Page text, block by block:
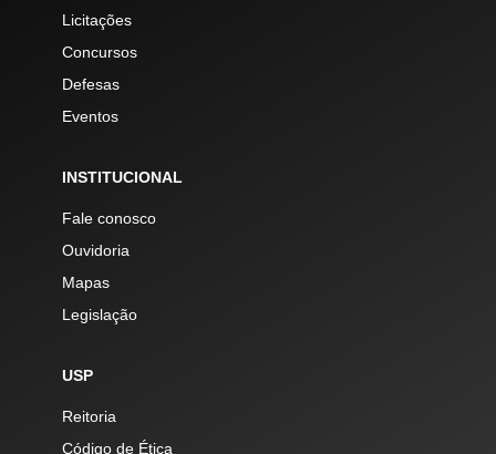
Licitações
Concursos
Defesas
Eventos
INSTITUCIONAL
Fale conosco
Ouvidoria
Mapas
Legislação
USP
Reitoria
Código de Ética